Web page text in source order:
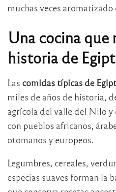
muchas veces
Una cocina que
historia de
Las comidas típicas de
miles de años de historia,
agrícola del valle del Nilo
con pueblos africanos,
otomanos y europeos.
Legumbres, cereales,
especias suaves forman la